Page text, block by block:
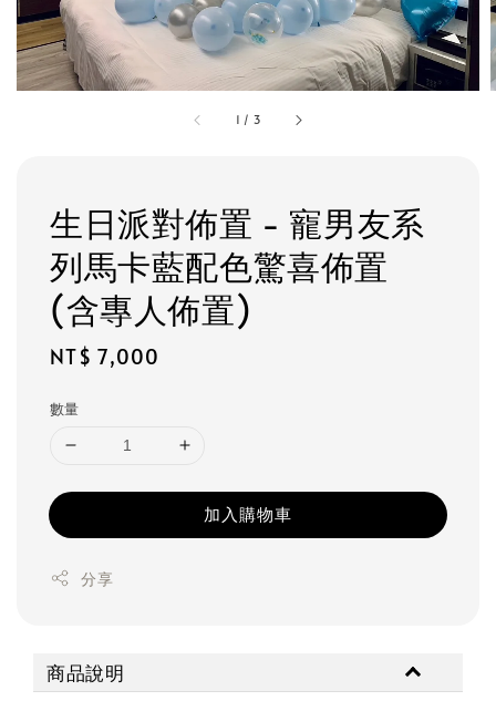
1 / 3
生日派對佈置 - 寵男友系
列馬卡藍配色驚喜佈置
(含專人佈置)
Regular
NT$ 7,000
數量
加入購物車
分享
商品說明